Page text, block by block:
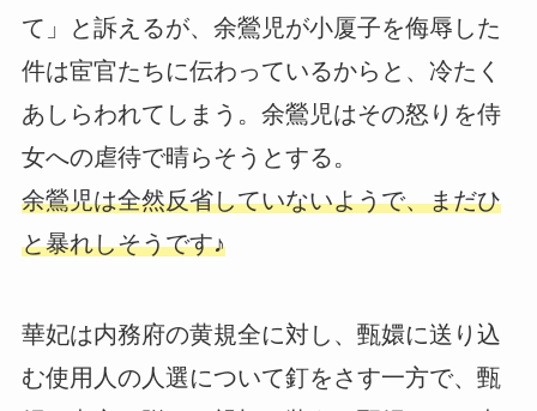
て」と訴えるが、余鶯児が小厦子を侮辱した
件は宦官たちに伝わっているからと、冷たく
あしらわれてしまう。余鶯児はその怒りを侍
女への虐待で晴らそうとする。
余鶯児は全然反省していないようで、まだひ
と暴れしそうです♪
華妃は内務府の黄規全に対し、甄嬛に送り込
む使用人の人選について釘をさす一方で、甄